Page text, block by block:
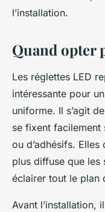
l’installation.
Quand opter
Les réglettes LED
intéressante pour
uniforme. Il s’agit
se fixent facilement
ou d’adhésifs.
plus diffuse que les
éclairer tout le plan
Avant l’installation,